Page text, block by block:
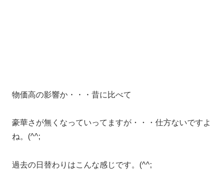
物価高の影響か・・・昔に比べて
豪華さが無くなっていってますが・・・仕方ないですよ
ね。(^^;
過去の日替わりはこんな感じです。(^^;